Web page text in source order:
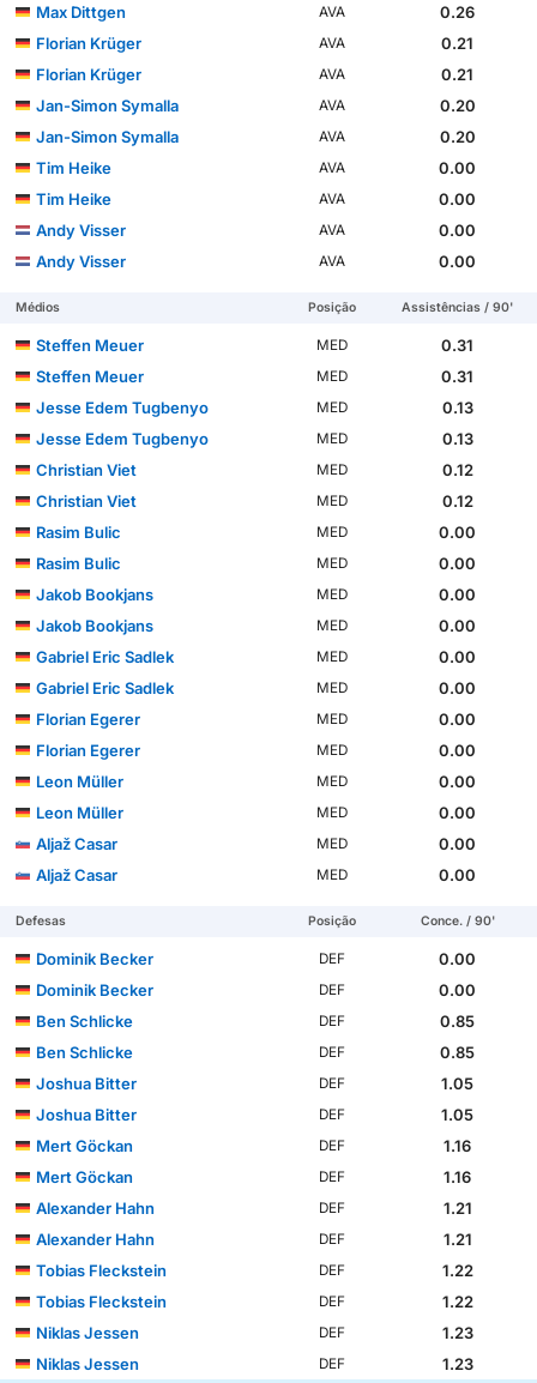
Max Dittgen AVA
0.26
Florian Krüger
AVA
0.21
Florian Krüger
AVA
0.21
Jan-Simon Symalla
AVA
0.20
Jan-Simon Symalla
AVA
0.20
Tim Heike
AVA
0.00
Tim Heike
AVA
0.00
Andy Visser
AVA
0.00
Andy Visser
AVA 0.00
Médios Posição Assistências / 90'
Steffen Meuer MED
0.31
Steffen Meuer
MED
0.31
Jesse Edem Tugbenyo
MED
0.13
Jesse Edem Tugbenyo
MED
0.13
Christian Viet
MED
0.12
Christian Viet
MED
0.12
Rasim Bulic
MED
0.00
Rasim Bulic
MED
0.00
Jakob Bookjans
MED
0.00
Jakob Bookjans
MED
0.00
Gabriel Eric Sadlek
MED
0.00
Gabriel Eric Sadlek
MED
0.00
Florian Egerer
MED
0.00
Florian Egerer
MED
0.00
Leon Müller
MED
0.00
Leon Müller
MED
0.00
Aljaž Casar
MED
0.00
Aljaž Casar
MED 0.00
Defesas Posição Conce. / 90'
Dominik Becker DEF
0.00
Dominik Becker
DEF
0.00
Ben Schlicke
DEF
0.85
Ben Schlicke
DEF
0.85
Joshua Bitter
DEF
1.05
Joshua Bitter
DEF
1.05
Mert Göckan
DEF
1.16
Mert Göckan
DEF
1.16
Alexander Hahn
DEF
1.21
Alexander Hahn
DEF
1.21
Tobias Fleckstein
DEF
1.22
Tobias Fleckstein
DEF
1.22
Niklas Jessen
DEF
1.23
Niklas Jessen
DEF
1.23